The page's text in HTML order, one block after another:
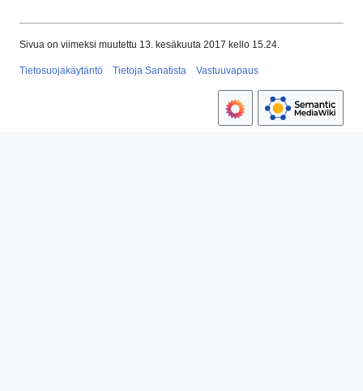
Sivua on viimeksi muutettu 13. kesäkuuta 2017 kello 15.24.
Tietosuojakäytäntö Tietoja Sanatista Vastuuvapaus